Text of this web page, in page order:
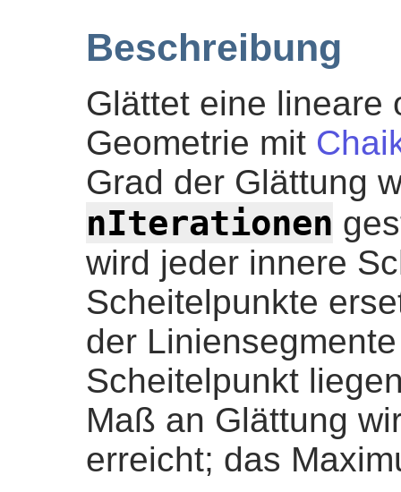
Beschreibung
Glättet eine lineare
Geometrie mit
Grad der Glättung
nIterationen
wird jeder innere
Scheitelpunkte
der
Scheitelpunkt
Maß an Glättung
erreicht; das